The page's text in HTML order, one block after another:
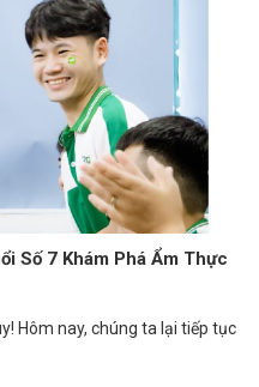
Số 7 Khám Phá Ẩm Thực
Hôm nay, chúng ta lại tiếp tục